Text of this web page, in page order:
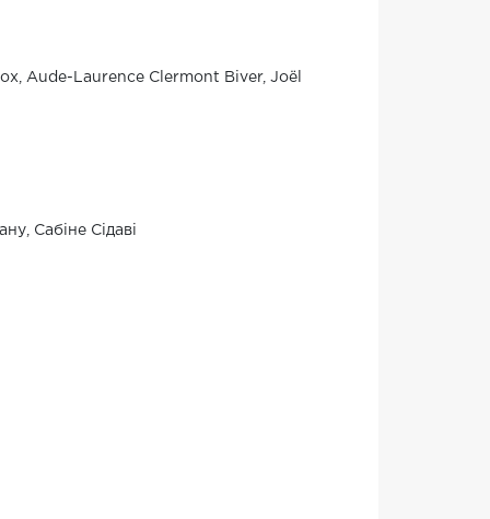
Aude-Laurence Clermont Biver, Joël
Сабіне Сідаві